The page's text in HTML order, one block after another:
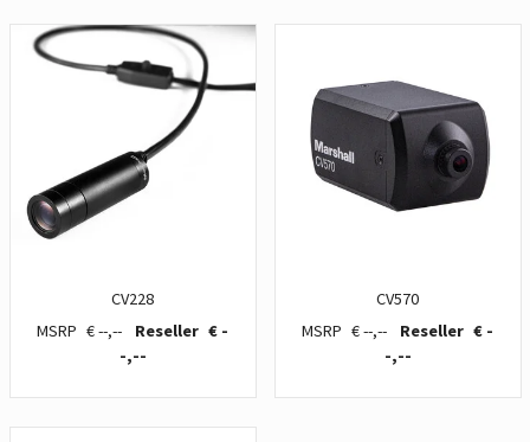
CV228
€ --,--
€ -
-,--
CV570
€ --,--
€ -
-,--